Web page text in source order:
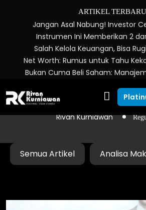
ARTIKEL TERBARU
Jangan Asal Nabung! Investor
Instrumen Ini Memberikan 2
Salah Kelola Keuangan, Bisa
Net Worth: Rumus untuk Tahu
Bukan Cuma Beli Saham:
Regular
Rivan Kurniawan
Semua Artikel Analisa